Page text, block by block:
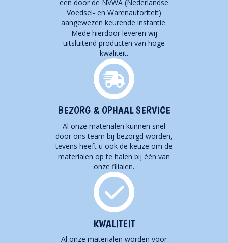
een door de NVWA (Nederlandse
Voedsel- en Warenautoriteit)
aangewezen keurende instantie.
Mede hierdoor leveren wij
uitsluitend producten van hoge
kwaliteit.
BEZORG & OPHAAL SERVICE
Al onze materialen kunnen snel
door ons team bij bezorgd worden,
tevens heeft u ook de keuze om de
materialen op te halen bij één van
onze filialen.
KWALITEIT
Al onze materialen worden voor